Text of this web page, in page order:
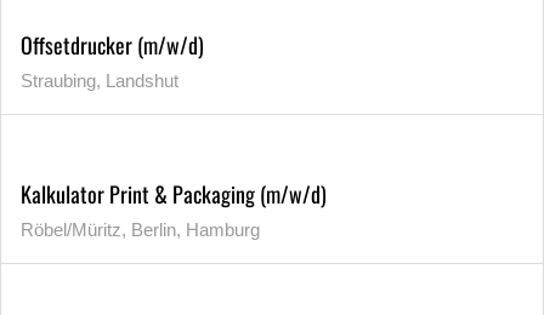
Offsetdrucker (m/w/d)
Straubing, Landshut
Kalkulator Print & Packaging (m/w/d)
Röbel/Müritz, Berlin, Hamburg